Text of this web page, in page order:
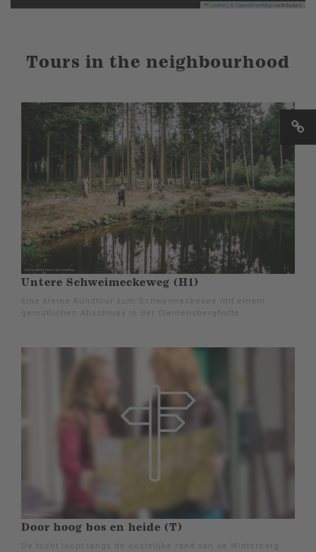
Leaflet OpenStreetMapcontributors
Tours in the neighbourhood
Untere Schweimeckeweg (H1)
Eine kleine Rundtour zum Schweimeckesee mit einem
gemütlichen Abschluss in der Clemensberghütte.
Door hoog bos en heide (T)
De tocht loopt langs de oostelijke rand van de Winterberg